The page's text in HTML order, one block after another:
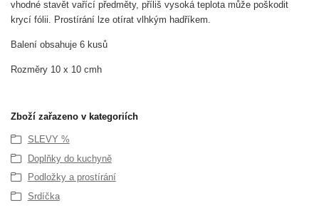
vhodné stavět vařící předměty, příliš vysoká teplota může poškodit
krycí fólii. Prostírání lze otírat vlhkým hadříkem.
Balení obsahuje 6 kusů
Rozměry 10 x 10 cmh
Zboží zařazeno v kategoriích
SLEVY %
Doplňky do kuchyně
Podložky a prostírání
Srdíčka